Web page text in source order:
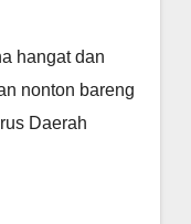
hangat dan
nonton bareng
Daerah